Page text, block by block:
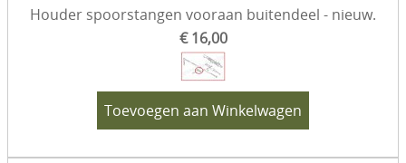
Houder spoorstangen vooraan buitendeel - nieuw.
€ 16,00
Toevoegen aan Winkelwagen